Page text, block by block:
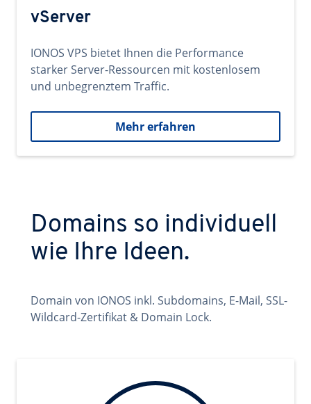
vServer
IONOS VPS bietet Ihnen die Performance
starker Server-Ressourcen mit kostenlosem
und unbegrenztem Traffic.
Mehr erfahren
Domains so individuell
wie Ihre Ideen.
Domain von IONOS inkl. Subdomains, E-Mail, SSL-
Wildcard-Zertifikat & Domain Lock.